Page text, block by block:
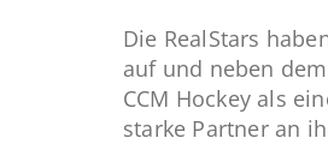
Die RealStars
auf und neben
CCM Hockey als
starke Partner an